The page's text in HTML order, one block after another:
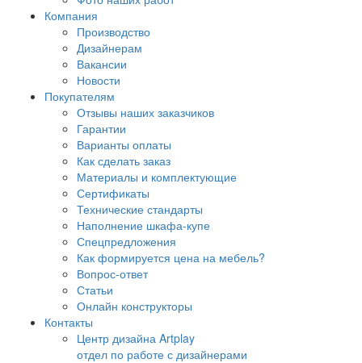
Компания
Производство
Дизайнерам
Вакансии
Новости
Покупателям
Отзывы наших заказчиков
Гарантии
Варианты оплаты
Как сделать заказ
Материалы и комплектующие
Сертификаты
Технические стандарты
Наполнение шкафа-купе
Спецпредложения
Как формируется цена на мебель?
Вопрос-ответ
Статьи
Онлайн конструкторы
Контакты
Центр дизайна Artplay
отдел по работе с дизайнерами